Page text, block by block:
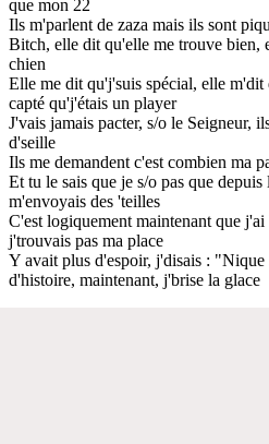
que mon 22
Ils m'parlent de zaza mais ils sont
Bitch, elle dit qu'elle me trouve bien,
chien
Elle me dit qu'j'suis spécial, elle m'dit
capté qu'j'étais un player
J'vais jamais pacter, s/o le Seigneur,
d'seille
Ils me demandent c'est combien ma
Et tu le sais que je s/o pas que
m'envoyais des 'teilles
C'est logiquement maintenant que
j'trouvais pas ma place
Y avait plus d'espoir, j'disais :
d'histoire, maintenant, j'brise la glace